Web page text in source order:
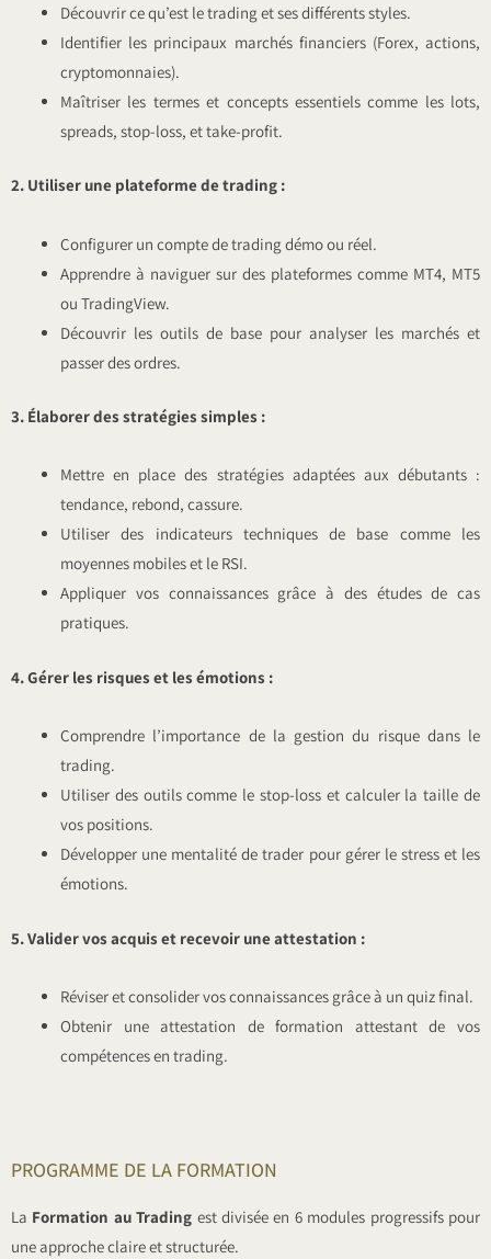
Découvrir ce qu’est le trading et ses différents styles.
Identifier les principaux marchés financiers (Forex, actions,
cryptomonnaies).
Maîtriser les termes et concepts essentiels comme les lots,
spreads, stop-loss, et take-profit.
2. Utiliser une plateforme de trading :
Configurer un compte de trading démo ou réel.
Apprendre à naviguer sur des plateformes comme MT4, MT5
ou TradingView.
Découvrir les outils de base pour analyser les marchés et
passer des ordres.
3. Élaborer des stratégies simples :
Mettre en place des stratégies adaptées aux débutants :
tendance, rebond, cassure.
Utiliser des indicateurs techniques de base comme les
moyennes mobiles et le RSI.
Appliquer vos connaissances grâce à des études de cas
pratiques.
4. Gérer les risques et les émotions :
Comprendre l’importance de la gestion du risque dans le
trading.
Utiliser des outils comme le stop-loss et calculer la taille de
vos positions.
Développer une mentalité de trader pour gérer le stress et les
émotions.
5. Valider vos acquis et recevoir une attestation :
Réviser et consolider vos connaissances grâce à un quiz final.
Obtenir une attestation de formation attestant de vos
compétences en trading.
PROGRAMME DE LA FORMATION
La Formation au Trading est divisée en 6 modules progressifs pour
une approche claire et structurée.